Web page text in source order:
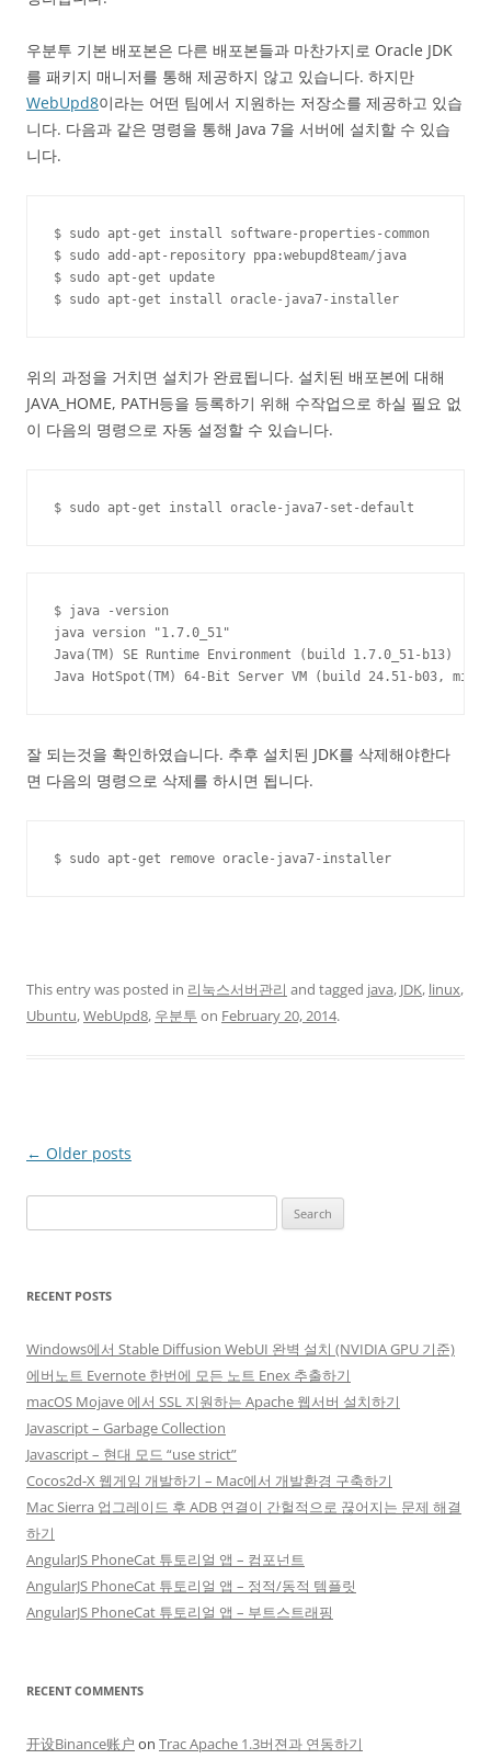
우분투 기본 배포본은 다른 배포본들과 마찬가지로 Oracle JDK
를 패키지 매니저를 통해 제공하지 않고 있습니다. 하지만
WebUpd8이라는 어떤 팀에서 지원하는 저장소를 제공하고 있습
니다. 다음과 같은 명령을 통해 Java 7을 서버에 설치할 수 있습
니다.
$ sudo apt-get install software-properties-common
$ sudo add-apt-repository ppa:webupd8team/java
$ sudo apt-get update
$ sudo apt-get install oracle-java7-installer
위의 과정을 거치면 설치가 완료됩니다. 설치된 배포본에 대해
JAVA_HOME, PATH등을 등록하기 위해 수작업으로 하실 필요 없
이 다음의 명령으로 자동 설정할 수 있습니다.
$ sudo apt-get install oracle-java7-set-default
$ java -version
java version "1.7.0_51"
Java(TM) SE Runtime Environment (build 1.7.0_51-b13)
Java HotSpot(TM) 64-Bit Server VM (build 24.51-b03, mixed
잘 되는것을 확인하였습니다. 추후 설치된 JDK를 삭제해야한다
면 다음의 명령으로 삭제를 하시면 됩니다.
$ sudo apt-get remove oracle-java7-installer
This entry was posted in 리눅스서버관리 and tagged java, JDK, linux,
Ubuntu,WebUpd8, 우분투 on February 20, 2014.
Post
← Older posts
for:
RECENT POSTS
Windows에서 Stable Diffusion WebUI 완벽 설치 (NVIDIA GPU 기준)
에버노트 Evernote 한번에 모든 노트 Enex 추출하기
macOS Mojave 에서 SSL 지원하는 Apache 웹서버 설치하기
Javascript – Garbage Collection
Javascript – 현대 모드 “use strict”
Cocos2d-X 웹게임 개발하기 – Mac에서 개발환경 구축하기
Mac Sierra 업그레이드 후 ADB 연결이 간헐적으로 끊어지는 문제 해결
하기
AngularJS PhoneCat 튜토리얼 앱 – 컴포넌트
AngularJS PhoneCat 튜토리얼 앱 – 정적/동적 템플릿
AngularJS PhoneCat 튜토리얼 앱 – 부트스트래핑
RECENT COMMENTS
开设Binance账户 on Trac Apache 1.3버젼과 연동하기